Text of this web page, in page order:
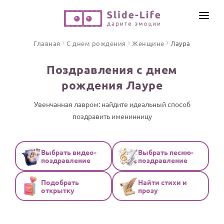
ПО ФОРМАТУ
Видео поздравления
Песни поздравления
Стихи и тексты
ПРАЗДНИКИ
С Днем рождения
ИНСТРУМЕНТЫ
ОТЗЫВЫ
Главная С днем рождения Женщине Лаура
Поздравления с днем
рождения Лауре
Увенчанная лавром: найдите идеальный способ
поздравить именинницу
Выбрать видео-
поздравление
Выбрать песню-
поздравление
Подобрать
открытку
Найти стихи и
прозу